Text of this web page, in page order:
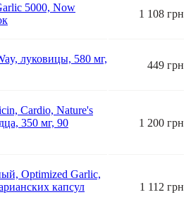
5000, Now
1 108 грн
луковицы, 580 мг,
449 грн
Cardio, Nature's
350 мг, 90
1 200 грн
Optimized Garlic,
капсул
1 112 грн